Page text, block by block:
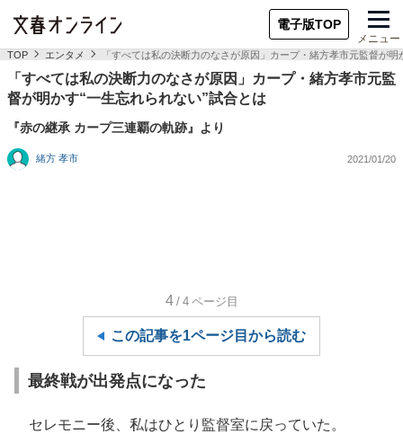
電子版TOP
メニュー
TOP エンタメ 「すべては私の決断力のなさが原因」カープ・緒方孝市元監督が明
「すべては私の決断力のなさが原因」カープ・緒方孝市元監
督が明かす“一生忘れられない”試合とは
『赤の継承 カープ三連覇の軌跡』より
緒方 孝市 2021/01/20
4 /4 ページ目
この記事を1ページ目から読む
最終戦が出発点になった
セレモニー後、私はひとり監督室に戻っていた。